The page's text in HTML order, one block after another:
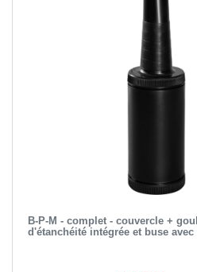
B-P-M - complet - couvercle +
d'étanchéité intégrée et buse